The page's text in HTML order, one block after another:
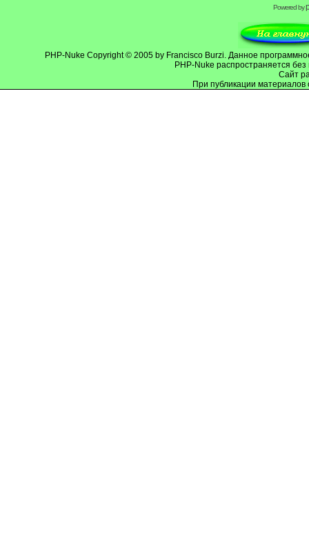
Powered by
PHP-Nuke Copyright © 2005 by Francisco Burzi. Данное
PHP-Nuke распространяется
Cайт
При публикации